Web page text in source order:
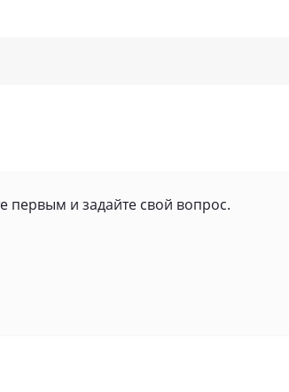
первым и задайте свой вопрос.